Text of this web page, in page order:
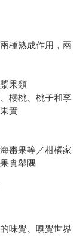
種熟成作用，兩
果類
櫻桃、桃子和李
實
棗果等／柑橘家
實舉隅
味覺、嗅覺世界